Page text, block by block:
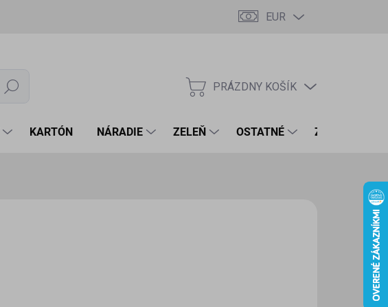
EUR
Hľadať
NÁKUPNÝ
PRÁZDNY KOŠÍK
KARTÓN NÁRADIE ZELEŇ OSTATNÉ ZNAČKY